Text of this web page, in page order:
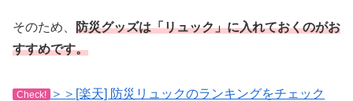
そのため、 防災グッズは「リュック」に入れておくのがお
すすめです。
Check! ＞＞[楽天] 防災リュックのランキングをチェック